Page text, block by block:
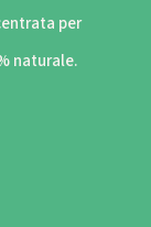
per
naturale.